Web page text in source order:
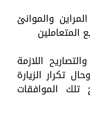
والموانئ
المتعاملين
اللازمة
تكرار الزيارة
تلك الموافقات